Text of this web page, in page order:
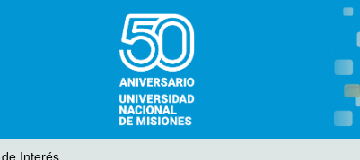
Interés